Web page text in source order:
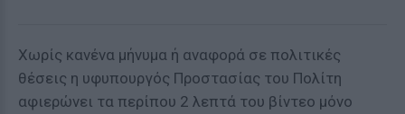
Χωρίς κανένα μήνυμα ή αναφορά σε πολιτικές
θέσεις η υφυπουργός Προστασίας του Πολίτη
αφιερώνει τα περίπου 2 λεπτά του βίντεο μόνο